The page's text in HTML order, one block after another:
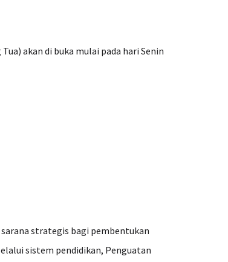
akan di buka mulai pada hari Senin
sarana strategis bagi pembentukan
sistem pendidikan, Penguatan